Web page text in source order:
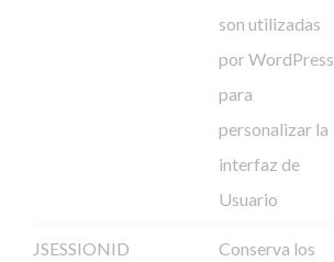
son utilizadas
por WordPress
para
personalizar la
interfaz de
Usuario
JSESSIONID
Conserva los